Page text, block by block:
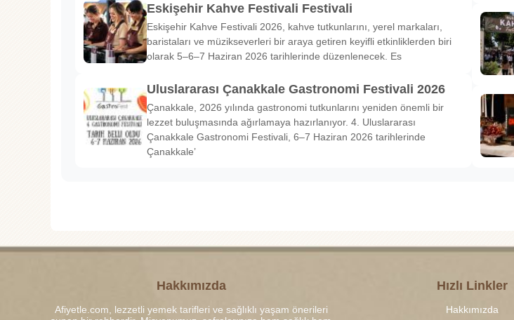
Eskişehir Kahve Festivali Festivali
Eskişehir Kahve Festivali 2026, kahve tutkunlarını, yerel markaları,
baristaları ve müzikseverleri bir araya getiren keyifli etkinliklerden biri
olarak 5–6–7 Haziran 2026 tarihlerinde düzenlenecek. Es
Uluslararası Çanakkale Gastronomi Festivali 2026
Çanakkale, 2026 yılında gastronomi tutkunlarını yeniden önemli bir
lezzet buluşmasında ağırlamaya hazırlanıyor. 4. Uluslararası
Çanakkale Gastronomi Festivali, 6–7 Haziran 2026 tarihlerinde
Çanakkale’
Hakkımızda
Afiyetle.com, lezzetli yemek tarifleri ve sağlıklı yaşam önerileri
Hızlı Linkler
Hakkımızda